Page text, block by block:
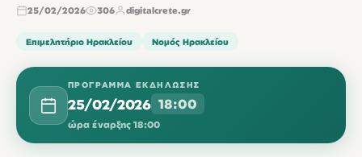
25/02/2026 306 digitalcrete.gr
Επιμελητήριο Ηρακλείου Νομός Ηρακλείου
ΠΡΌΓΡΑΜΜΑ ΕΚΔΉΛΩΣΗΣ
25/02/2026 18:00
ώρα έναρξης 18:00